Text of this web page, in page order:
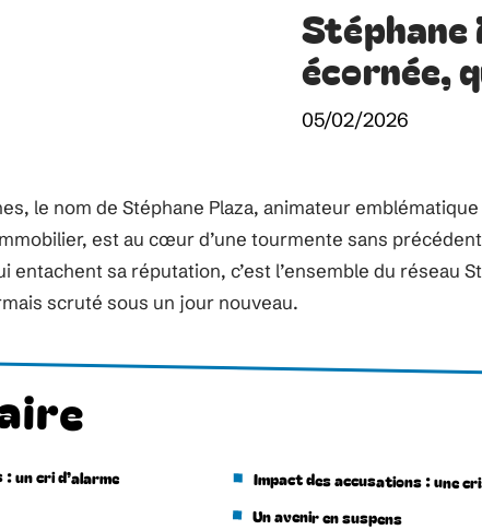
Stéphane
écornée,
05/02/2026
le nom de Stéphane Plaza, animateur
est au cœur d’une tourmente sans
entachent sa réputation, c’est l’ensemble du réseau
scruté sous un jour nouveau.
un cri d’alarme Impact des accusations : une
Un avenir en suspens